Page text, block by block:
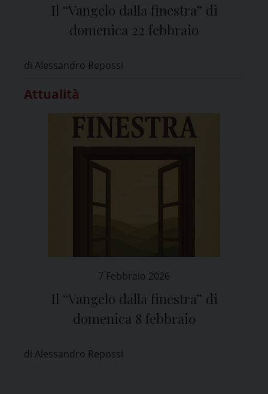
Il “Vangelo dalla finestra” di
domenica 22 febbraio
di Alessandro Repossi
Attualità
7 Febbraio 2026
Il “Vangelo dalla finestra” di
domenica 8 febbraio
di Alessandro Repossi